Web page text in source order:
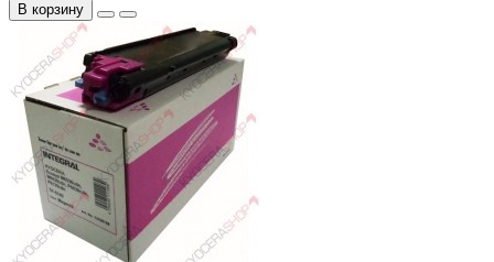
В корзину